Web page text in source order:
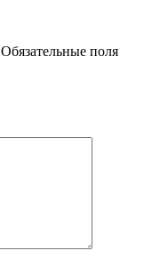
Обязательные поля